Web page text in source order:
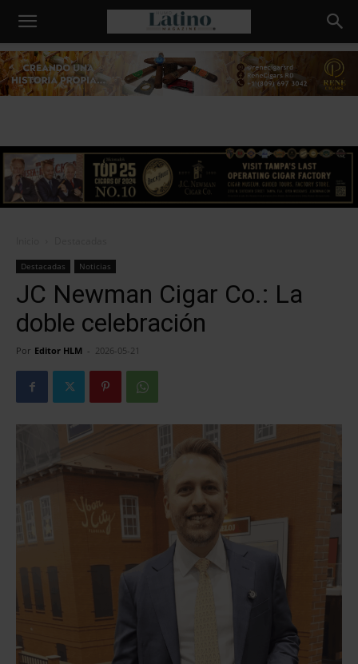
Humo
Latino
Destacadas Noticias
JC Newman Cigar Co.: La
doble celebración
Por Editor HLM - 2026-05-21